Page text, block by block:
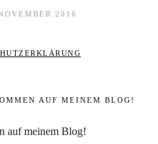
2016
AUF MEINEM BLOG!